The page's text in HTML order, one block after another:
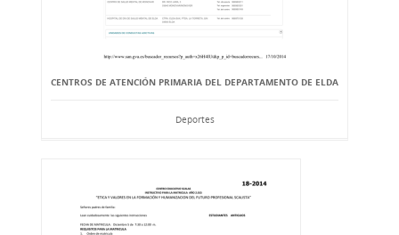
CENTROS DE ATENCIÓN PRIMARIA DEL DEPARTAMENTO DE ELDA
Deportes